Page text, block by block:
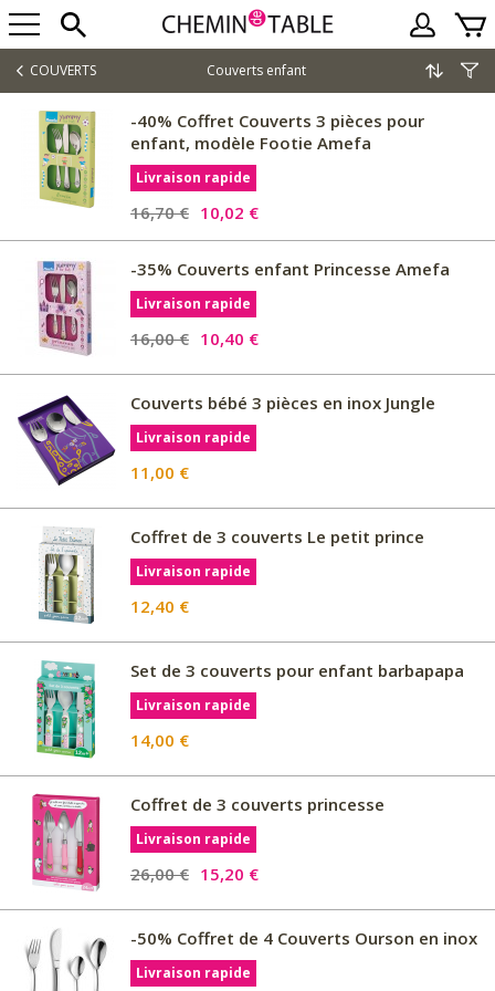
COUVERTS Couverts enfant
-40% Coffret Couverts 3 pièces pour
enfant, modèle Footie Amefa
Livraison rapide
16,70 € 10,02 €
-35% Couverts enfant Princesse Amefa
Livraison rapide
16,00 € 10,40 €
Couverts bébé 3 pièces en inox Jungle
Livraison rapide
11,00 €
Coffret de 3 couverts Le petit prince
Livraison rapide
12,40 €
Set de 3 couverts pour enfant barbapapa
Livraison rapide
14,00 €
Coffret de 3 couverts princesse
Livraison rapide
26,00 € 15,20 €
-50% Coffret de 4 Couverts Ourson en inox
Livraison rapide